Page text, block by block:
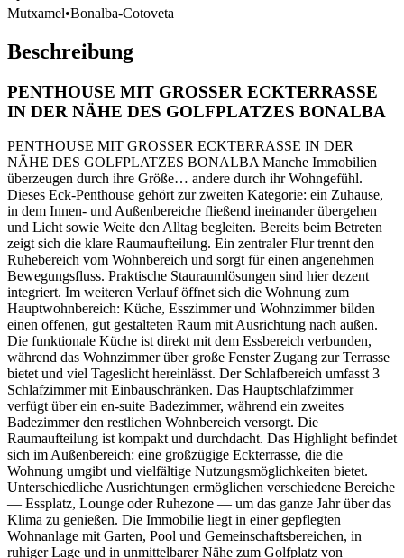
Mutxamel•Bonalba-Cotoveta
Beschreibung
PENTHOUSE MIT GROSSER ECKTERRASSE
IN DER NÄHE DES GOLFPLATZES BONALBA
PENTHOUSE MIT GROSSER ECKTERRASSE IN DER
NÄHE DES GOLFPLATZES BONALBA Manche Immobilien
überzeugen durch ihre Größe… andere durch ihr Wohngefühl.
Dieses Eck-Penthouse gehört zur zweiten Kategorie: ein Zuhause,
in dem Innen- und Außenbereiche fließend ineinander übergehen
und Licht sowie Weite den Alltag begleiten. Bereits beim Betreten
zeigt sich die klare Raumaufteilung. Ein zentraler Flur trennt den
Ruhebereich vom Wohnbereich und sorgt für einen angenehmen
Bewegungsfluss. Praktische Stauraumlösungen sind hier dezent
integriert. Im weiteren Verlauf öffnet sich die Wohnung zum
Hauptwohnbereich: Küche, Esszimmer und Wohnzimmer bilden
einen offenen, gut gestalteten Raum mit Ausrichtung nach außen.
Die funktionale Küche ist direkt mit dem Essbereich verbunden,
während das Wohnzimmer über große Fenster Zugang zur Terrasse
bietet und viel Tageslicht hereinlässt. Der Schlafbereich umfasst 3
Schlafzimmer mit Einbauschränken. Das Hauptschlafzimmer
verfügt über ein en-suite Badezimmer, während ein zweites
Badezimmer den restlichen Wohnbereich versorgt. Die
Raumaufteilung ist kompakt und durchdacht. Das Highlight befindet
sich im Außenbereich: eine großzügige Eckterrasse, die die
Wohnung umgibt und vielfältige Nutzungsmöglichkeiten bietet.
Unterschiedliche Ausrichtungen ermöglichen verschiedene Bereiche
— Essplatz, Lounge oder Ruhezone — um das ganze Jahr über das
Klima zu genießen. Die Immobilie liegt in einer gepflegten
Wohnanlage mit Garten, Pool und Gemeinschaftsbereichen, in
ruhiger Lage und in unmittelbarer Nähe zum Golfplatz von